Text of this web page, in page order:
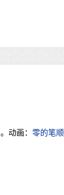
。动画： 零的笔顺